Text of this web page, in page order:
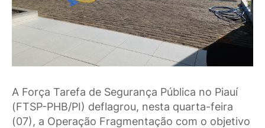
A Força Tarefa de Segurança Pública no Piauí
(FTSP-PHB/PI) deflagrou, nesta quarta-feira
(07), a Operação Fragmentação com o objetivo